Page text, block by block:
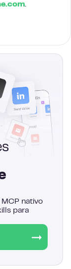
nativo
para